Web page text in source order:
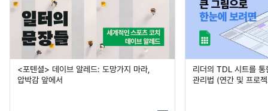
<포텐셜> 데이브 알레드: 도망가지 마라,
압박감 앞에서
리더의 TDL 시트를
관리법 (연간 및 프로